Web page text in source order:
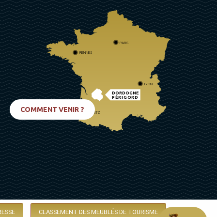
DORDOGNE
PÉRIGORD
PARIS
RENNES
LYON
BIARRITZ
COMMENT VENIR ?
CLASSEMENT DES MEUBLÉS DE TOURISME